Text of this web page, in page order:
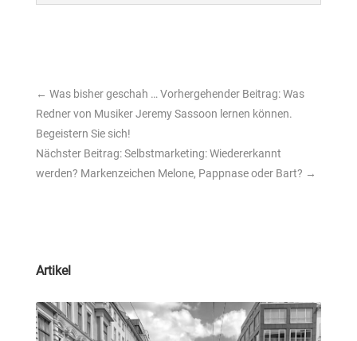
← Was bisher geschah … Vorhergehender Beitrag: Was
Redner von Musiker Jeremy Sassoon lernen können.
Begeistern Sie sich!
Nächster Beitrag: Selbstmarketing: Wiedererkannt
werden? Markenzeichen Melone, Pappnase oder Bart? →
Artikel